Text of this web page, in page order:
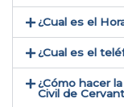
¿Cual es el
¿Cual es el
¿Cómo hacer
Civil de